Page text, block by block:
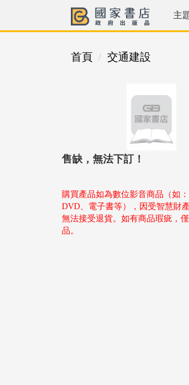
主
首頁 交通建設
售缺，無法下訂！
購買產品如為數位影音商品（如：
DVD、電子書等），因受智慧財
無法接受退貨。如有商品瑕疵，
品。